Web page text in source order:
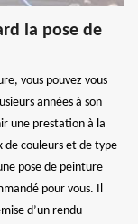
la pose de
vous pouvez vous
années à son
une prestation à la
de couleurs et de type
pose de peinture
pour vous. Il
d’un rendu